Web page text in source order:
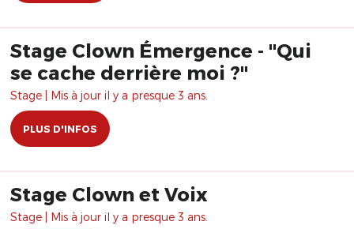
Stage Clown Émergence - "Qui
se cache derrière moi ?"
Stage | Mis à jour il y a presque 3 ans.
PLUS D'INFOS
Stage Clown et Voix
Stage | Mis à jour il y a presque 3 ans.